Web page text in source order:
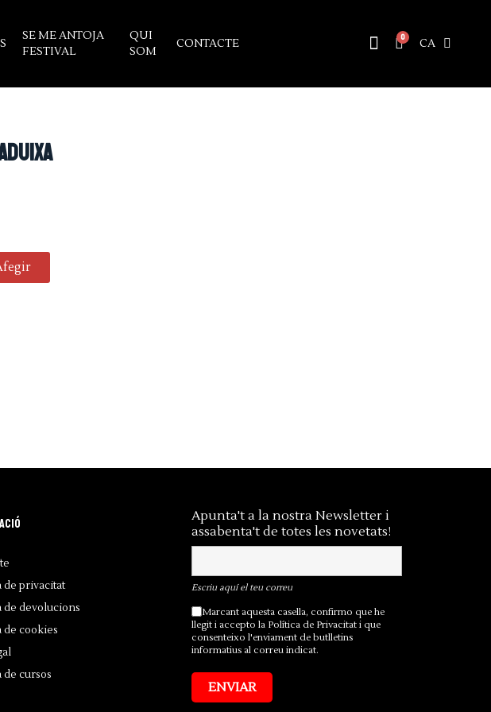
SE ME ANTOJA
FESTIVAL
QUI
SOM
CONTACTE CA
de privacitat
de devolucions
de cookies
de cursos
Apunta't a la nostra Newsletter i
assabenta't de totes les novetats!
Escriu aquí el teu correu
Marcant aquesta casella, confirmo que he
llegit i accepto la Política de Privacitat i que
consenteixo l'enviament de butlletins
informatius al correu indicat.
ENVIAR